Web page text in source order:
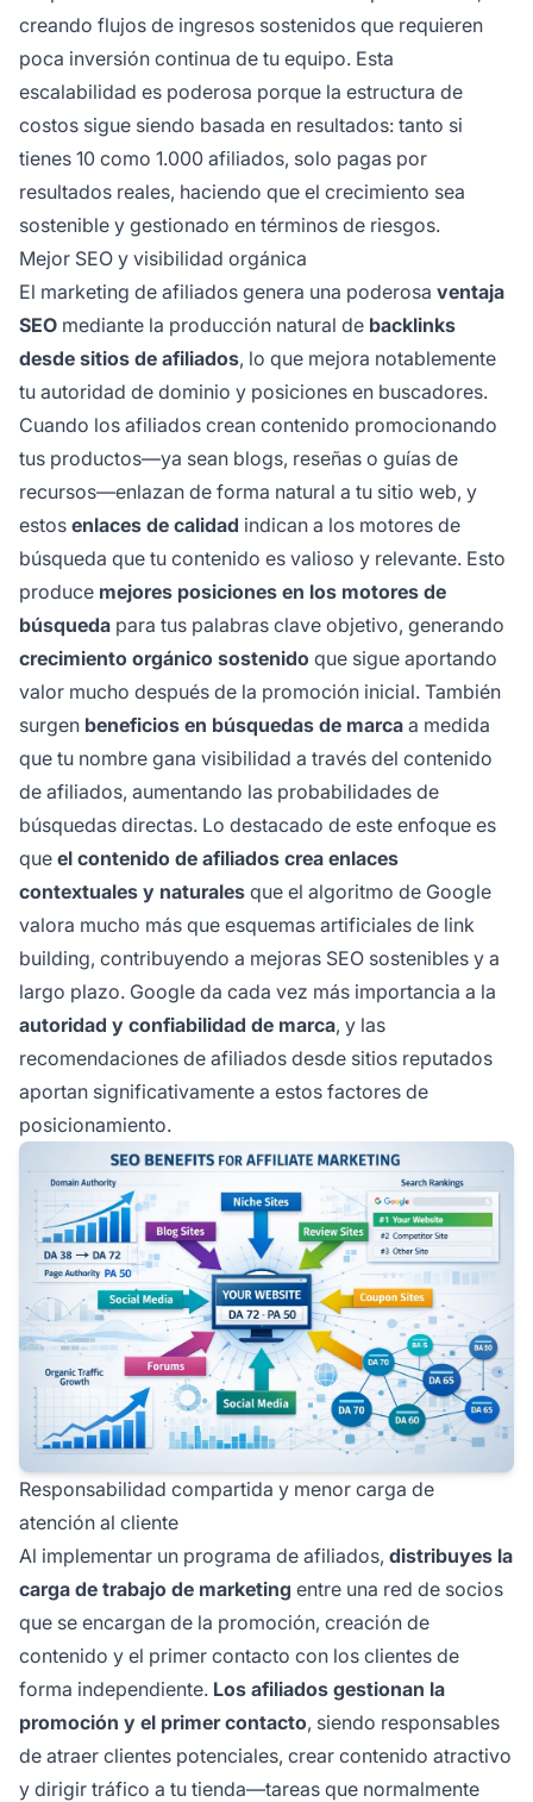
creando flujos de ingresos sostenidos que requieren
poca inversión continua de tu equipo. Esta
escalabilidad es poderosa porque la estructura de
costos sigue siendo basada en resultados: tanto si
tienes 10 como 1.000 afiliados, solo pagas por
resultados reales, haciendo que el crecimiento sea
sostenible y gestionado en términos de riesgos.
Mejor SEO y visibilidad orgánica
El marketing de afiliados genera una poderosa ventaja
SEO mediante la producción natural de backlinks
desde sitios de afiliados, lo que mejora notablemente
tu autoridad de dominio y posiciones en buscadores.
Cuando los afiliados crean contenido promocionando
tus productos—ya sean blogs, reseñas o guías de
recursos—enlazan de forma natural a tu sitio web, y
estos enlaces de calidad indican a los motores de
búsqueda que tu contenido es valioso y relevante. Esto
produce mejores posiciones en los motores de
búsqueda para tus palabras clave objetivo, generando
crecimiento orgánico sostenido que sigue aportando
valor mucho después de la promoción inicial. También
surgen beneficios en búsquedas de marca a medida
que tu nombre gana visibilidad a través del contenido
de afiliados, aumentando las probabilidades de
búsquedas directas. Lo destacado de este enfoque es
que el contenido de afiliados crea enlaces
contextuales y naturales que el algoritmo de Google
valora mucho más que esquemas artificiales de link
building, contribuyendo a mejoras SEO sostenibles y a
largo plazo. Google da cada vez más importancia a la
autoridad y confiabilidad de marca, y las
recomendaciones de afiliados desde sitios reputados
aportan significativamente a estos factores de
posicionamiento.
Responsabilidad compartida y menor carga de
atención al cliente
Al implementar un programa de afiliados, distribuyes la
carga de trabajo de marketing entre una red de socios
que se encargan de la promoción, creación de
contenido y el primer contacto con los clientes de
forma independiente. Los afiliados gestionan la
promoción y el primer contacto, siendo responsables
de atraer clientes potenciales, crear contenido atractivo
y dirigir tráfico a tu tienda—tareas que normalmente